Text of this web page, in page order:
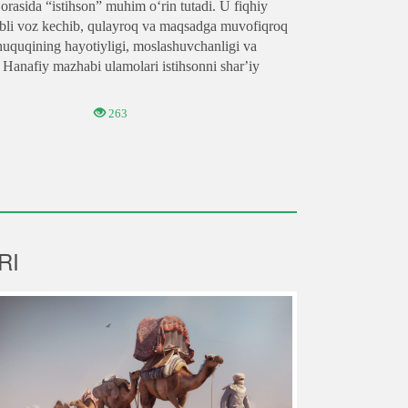
“istihson” muhim oʻrin tutadi. U fiqhiy
voz kechib, qulayroq va maqsadga muvofiqroq
hayotiyligi, moslashuvchanligi va
mazhabi ulamolari istihsonni sharʼiy
263